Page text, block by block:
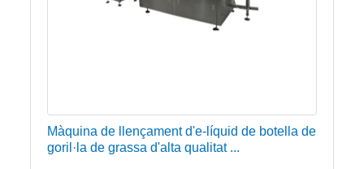
Màquina de llençament d'e-líquid de botella de
goril·la de grassa d'alta qualitat ...